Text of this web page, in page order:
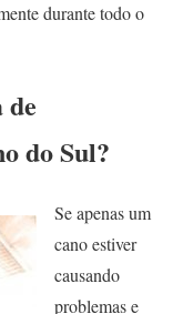
durante todo o
de
do Sul?
Se apenas um
cano estiver
causando
problemas e